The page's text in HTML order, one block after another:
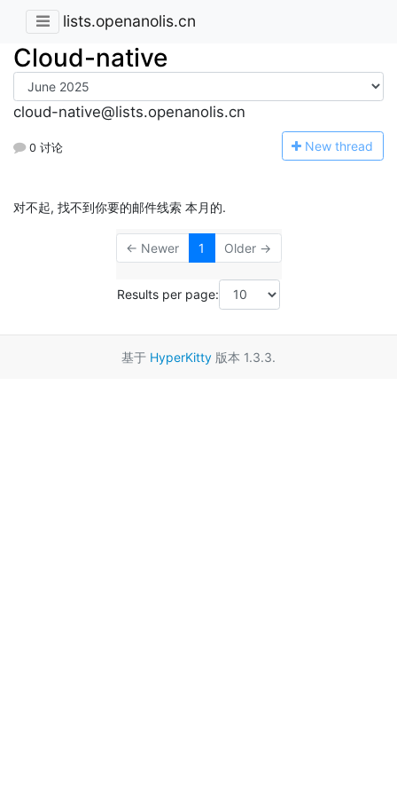
lists.openanolis.cn
Cloud-native
cloud-native@lists.openanolis.cn
0 讨论 New thread
对不起, 找不到你要的邮件线索 本月的.
← Newer 1 Older →
Results per page:
基于 HyperKitty 版本 1.3.3.